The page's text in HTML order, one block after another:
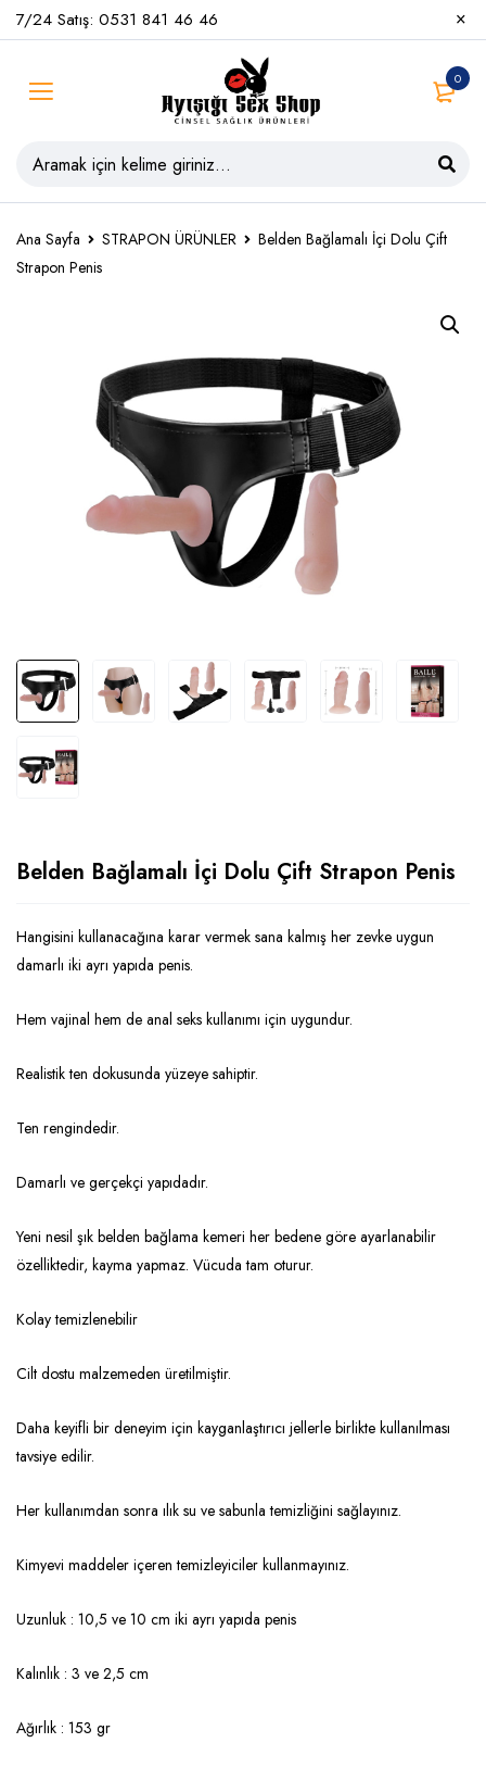
7/24 Satış: 0531 841 46 46
0
Ana Sayfa STRAPON ÜRÜNLER
Belden Bağlamalı İçi Dolu Çift
Strapon Penis
Belden Bağlamalı İçi Dolu Çift Strapon Penis
Hangisini kullanacağına karar vermek sana kalmış her zevke uygun
damarlı iki ayrı yapıda penis.
Hem vajinal hem de anal seks kullanımı için uygundur.
Realistik ten dokusunda yüzeye sahiptir.
Ten rengindedir.
Damarlı ve gerçekçi yapıdadır.
Yeni nesil şık belden bağlama kemeri her bedene göre ayarlanabilir
özelliktedir, kayma yapmaz. Vücuda tam oturur.
Kolay temizlenebilir
Cilt dostu malzemeden üretilmiştir.
Daha keyifli bir deneyim için kayganlaştırıcı jellerle birlikte kullanılması
tavsiye edilir.
Her kullanımdan sonra ılık su ve sabunla temizliğini sağlayınız.
Kimyevi maddeler içeren temizleyiciler kullanmayınız.
Uzunluk : 10,5 ve 10 cm iki ayrı yapıda penis
Kalınlık : 3 ve 2,5 cm
Ağırlık : 153 gr